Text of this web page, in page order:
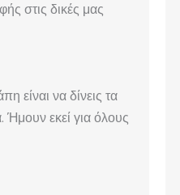
στις δικές μας
είναι να δίνεις τα
εκεί για όλους